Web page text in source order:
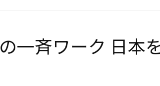
一斉ワーク 日本